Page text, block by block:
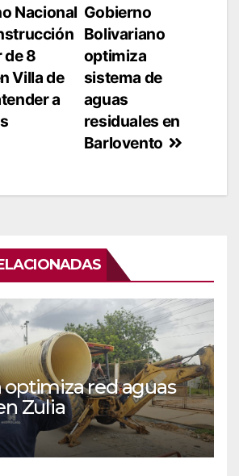
Gobierno
Bolivariano
optimiza
sistema de
aguas
residuales en
Barlovento
Nacional
de 8
Villa de
a
red aguas
Zulia